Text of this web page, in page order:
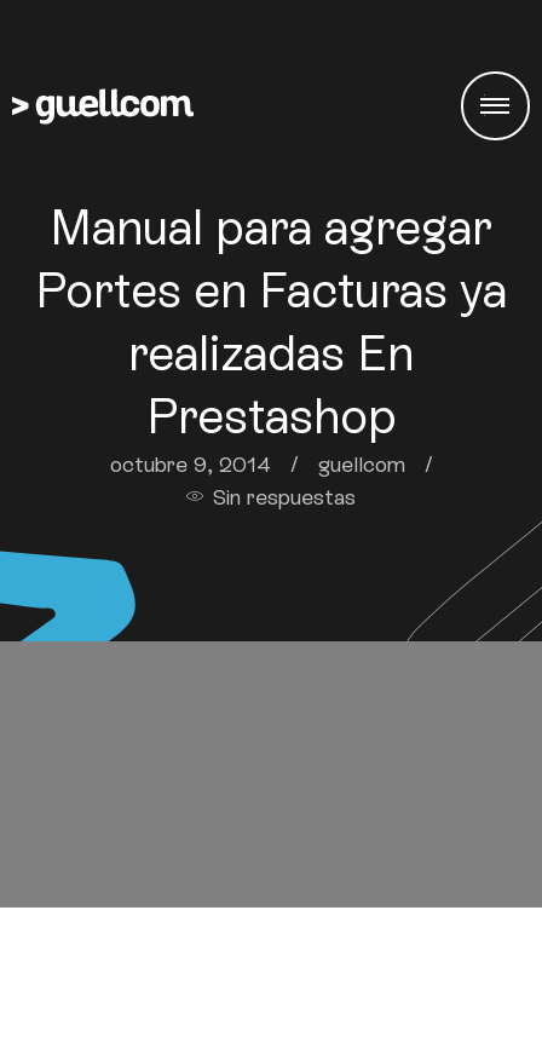
Manual para agregar
Portes en Facturas ya
realizadas En
Prestashop
octubre 9, 2014 / guellcom
/
Sin respuestas